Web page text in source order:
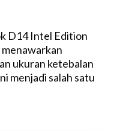
D14 Intel Edition
ukuran ketebalan
menjadi salah satu